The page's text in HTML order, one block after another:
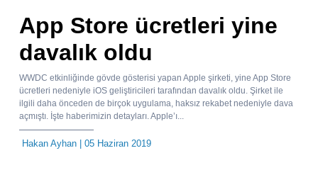
App Store ücretleri yine
davalık oldu
WWDC etkinliğinde gövde gösterisi yapan Apple şirketi, yine App Store
ücretleri nedeniyle iOS geliştiricileri tarafından davalık oldu. Şirket ile
ilgili daha önceden de birçok uygulama, haksız rekabet nedeniyle dava
açmıştı. İşte haberimizin detayları. Apple’ı...
Hakan Ayhan | 05 Haziran 2019